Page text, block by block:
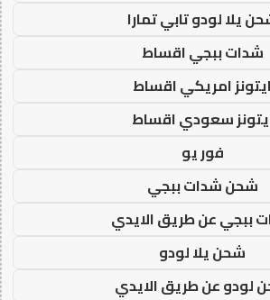
يلا لودو تابي تمارا
شدات ببجي اقساط
ايتونز امريكي اقساط
سعودي اقساط
فور يو
شحن شدات ببجي
ببجي عن طريق الايدي
شحن يلا لودو
لودو عن طريق الايدي